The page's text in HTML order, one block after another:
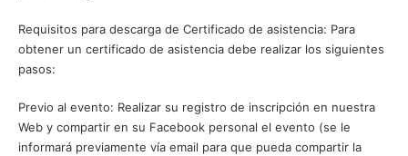
Requisitos para descarga de Certificado de asistencia: Para
obtener un certificado de asistencia debe realizar los siguientes
pasos:
Previo al evento: Realizar su registro de inscripción en nuestra
Web y compartir en su Facebook personal el evento (se le
informará previamente vía email para que pueda compartir la